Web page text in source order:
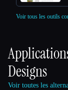
Voir tous les outils
Designs
Voir toutes les